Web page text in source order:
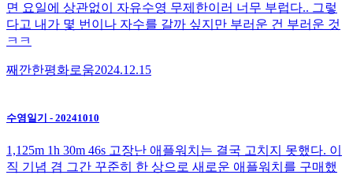
면 요일에 상관없이 자유수영 무제한이러 너무 부럽다.. 그렇
다고 내가 몇 번이나 자수를 갈까 싶지만 부러운 건 부러운 것
ㅋㅋ
째깐한평화로움2024.12.15
수영일기 - 20241010
1,125m 1h 30m 46s 고장난 애플워치는 결국 고치지 못했다. 이
직 기념 겸 그간 꾸준히 한 상으로 새로운 애플워치를 구매했